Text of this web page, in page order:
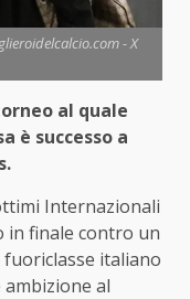
- X
al quale
è successo a
Internazionali
in finale contro un
italiano
al